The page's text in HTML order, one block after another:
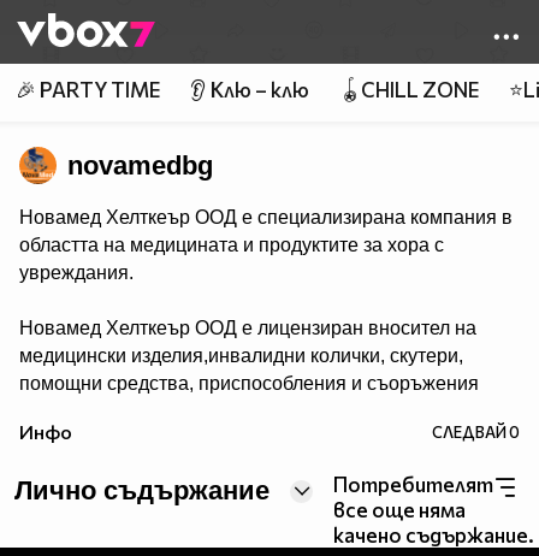
👾
🎉 PARTY TIME 👂 Клю – клю 🪀CHILL ZONE
novamedbg
Новамед Хелткеър ООД е специализирана компания в
областта на медицината и продуктите за хора с
увреждания.
Новамед Хелткеър ООД е лицензиран вносител на
медицински изделия,инвалидни колички, скутери,
помощни средства, приспособления и съоръжения
глюкомери и др.
Инфо СЛЕДВАЙ0
Лично съдържание
Потребителят
все още няма
качено съдържание.